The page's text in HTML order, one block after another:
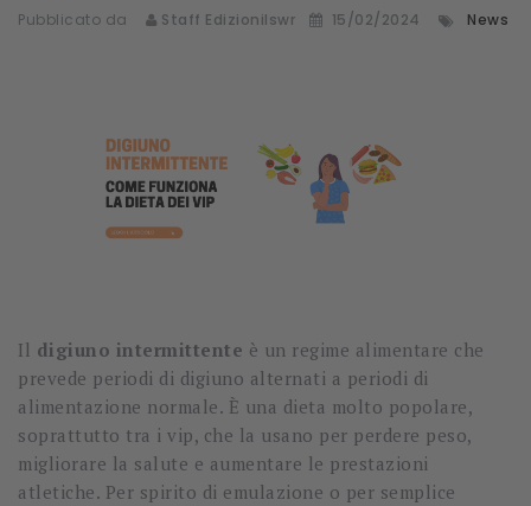
Pubblicato da Staff Edizionilswr 15/02/2024 News
Il digiuno intermittente è un regime alimentare che
prevede periodi di digiuno alternati a periodi di
alimentazione normale. È una dieta molto popolare,
soprattutto tra i vip, che la usano per perdere peso,
migliorare la salute e aumentare le prestazioni
atletiche. Per spirito di emulazione o per semplice